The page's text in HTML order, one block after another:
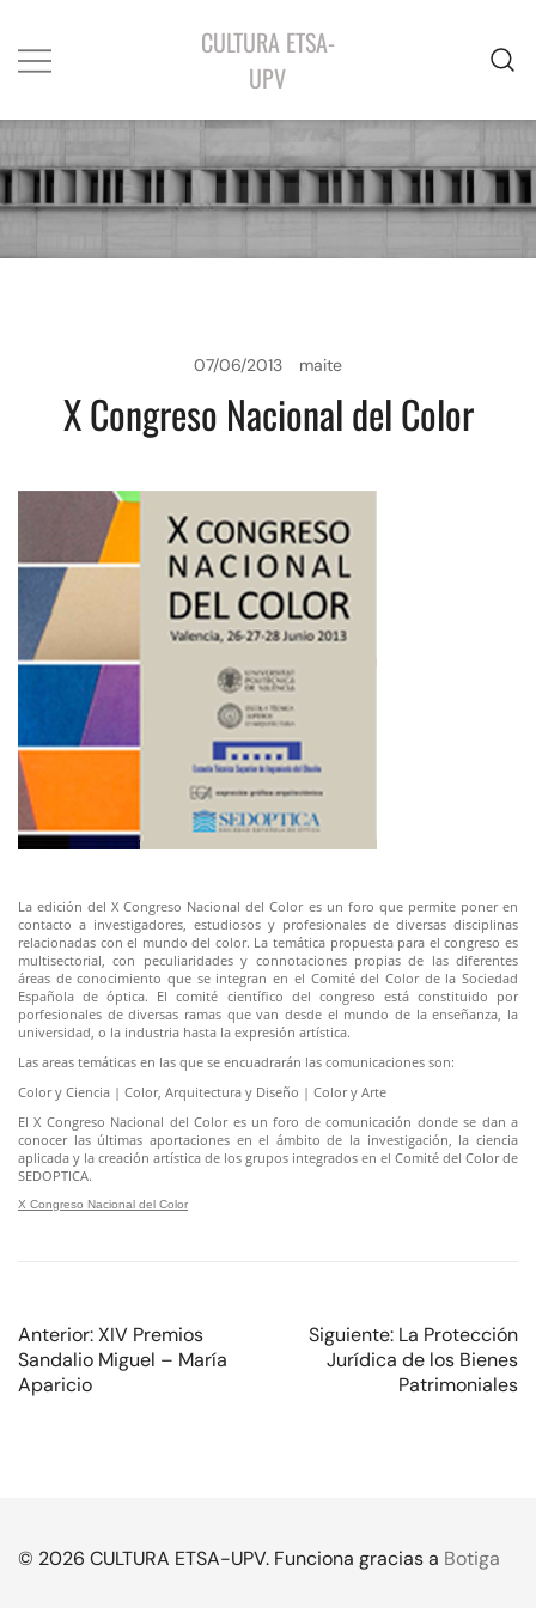
CULTURA ETSA-
UPV
07/06/2013 maite
X Congreso Nacional del Color
La edición del X Congreso Nacional del Color es un foro que permite poner en
contacto a investigadores, estudiosos y profesionales de diversas disciplinas
relacionadas con el mundo del color. La temática propuesta para el congreso es
multisectorial, con peculiaridades y connotaciones propias de las diferentes
áreas de conocimiento que se integran en el Comité del Color de la Sociedad
Española de óptica. El comité científico del congreso está constituido por
porfesionales de diversas ramas que van desde el mundo de la enseñanza, la
universidad, o la industria hasta la expresión artística.
Las areas temáticas en las que se encuadrarán las comunicaciones son:
Color y Ciencia | Color, Arquitectura y Diseño | Color y Arte
El X Congreso Nacional del Color es un foro de comunicación donde se dan a
conocer las últimas aportaciones en el ámbito de la investigación, la ciencia
aplicada y la creación artística de los grupos integrados en el Comité del Color de
SEDOPTICA.
X Congreso Nacional del Color
Anterior:XIV Premios
Sandalio Miguel – María
Aparicio
Siguiente: La Protección
Jurídica de los Bienes
Patrimoniales
© 2026 CULTURA ETSA-UPV. Funciona gracias a Botiga